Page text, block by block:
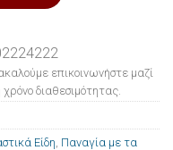
επικοινωνήστε μαζί
διαθεσιμότητας.
Είδη Παναγία με τα